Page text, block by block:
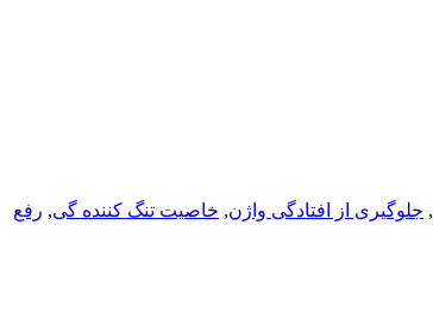
, جلوگیری از افتادگی واژن, خاصیت تنگ کننده گی, رفع